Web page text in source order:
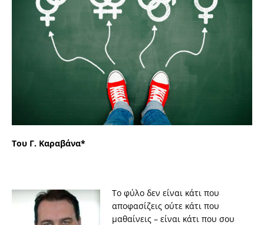
Του Γ. Καραβάνα*
Το φύλο δεν είναι κάτι που
αποφασίζεις ούτε κάτι που
μαθαίνεις – είναι κάτι που σου